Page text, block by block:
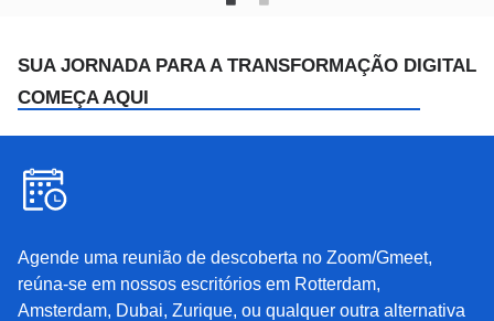
SUA JORNADA PARA A TRANSFORMAÇÃO DIGITAL
COMEÇA AQUI
Agende uma reunião de descoberta no Zoom/Gmeet,
reúna-se em nossos escritórios em Rotterdam,
Amsterdam, Dubai, Zurique, ou qualquer outra alternativa